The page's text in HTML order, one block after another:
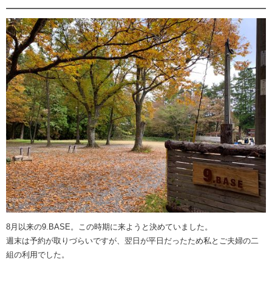
8月以来の9.BASE。この時期に来ようと決めていました。
週末は予約が取りづらいですが、翌日が平日だったため私とご夫婦の二
組の利用でした。